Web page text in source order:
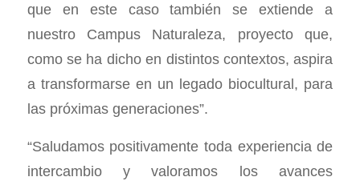
que en este caso también se extiende a
nuestro Campus Naturaleza, proyecto que,
como se ha dicho en distintos contextos, aspira
a transformarse en un legado biocultural, para
las próximas generaciones”.
“Saludamos positivamente toda experiencia de
intercambio y valoramos los avances